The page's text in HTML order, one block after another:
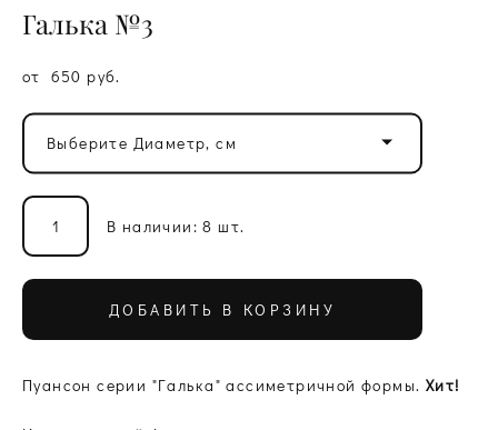
Галька №3
от 650 pуб.
Выберите Диаметр, см
В наличии:8 шт.
ДОБАВИТЬ В КОРЗИНУ
​Пуансон серии "Галька" ассиметричной формы. Хит!